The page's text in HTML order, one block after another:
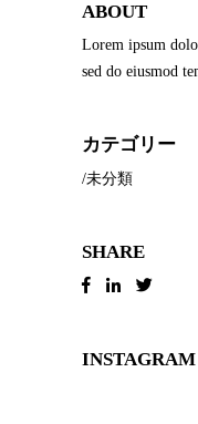
ABOUT
Lorem ipsum
sed do eiusmod
カテゴリー
未分類
SHARE
INSTAGRAM